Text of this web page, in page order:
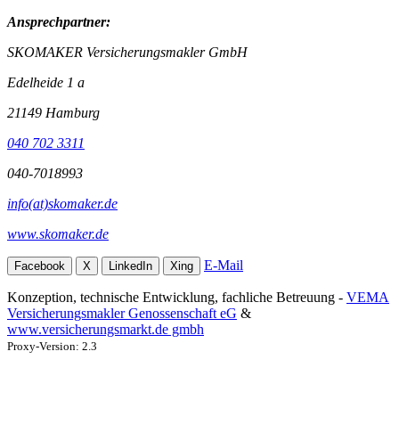
Ansprechpartner:
SKOMAKER Versicherungsmakler GmbH
Edelheide 1 a
21149 Hamburg
040 702 3311
040-7018993
info(at)skomaker.de
www.skomaker.de
Facebook X LinkedIn Xing E-Mail
Konzeption, technische Entwicklung, fachliche Betreuung - VEMA
Versicherungsmakler Genossenschaft eG &
www.versicherungsmarkt.de gmbh
Proxy-Version: 2.3